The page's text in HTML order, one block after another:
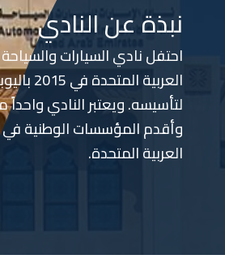
نبذة عن النادي
احتفل نادي السيارات والسياحة
العربية
لتأسيسه. ويعتبر النادي
وأقدم المؤسسات الوطنية في
العربية المتحدة.